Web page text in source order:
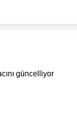
güncelliyor